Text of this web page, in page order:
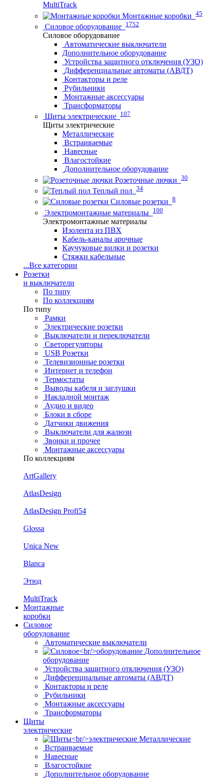
MultiTrack
Монтажные коробки 45
Силовое оборудование 1752
Силовое оборудование
Автоматические выключатели
Дополнительное оборудование
Устройства защитного отключения (УЗО)
Дифференциальные автоматы (АВДТ)
Контакторы и реле
Рубильники
Монтажные аксессуары
Трансформаторы
Щиты электрические 107
Щиты электрические
Металлические
Встраиваемые
Навесные
Влагостойкие
Дополнительное оборудование
Розеточные лючки 30
Теплый пол 34
Силовые розетки 8
Электромонтажные материалы 100
Электромонтажные материалы
Изолента из ПВХ
Кабель-каналы арочные
Каучуковые вилки и розетки
Стяжки кабельные
...Все категории
Розетки
и выключатели
По типу
По коллекциям
По типу
Рамки
Электрические розетки
Выключатели и переключатели
Светорегуляторы
USB Розетки
Телевизионные розетки
Интернет и телефон
Термостаты
Выводы кабеля и заглушки
Накладной монтаж
Аудио и видео
Блоки в сборе
Датчики движения
Выключатели для жалюзи
Звонки и прочее
Монтажные аксессуары
По коллекциям
ArtGallery
AtlasDesign
AtlasDesign Profi54
Glossa
Unica New
Blanca
Этюд
MultiTrack
Монтажные
коробки
Силовое
оборудование
Автоматические выключатели
Дополнительное
оборудование
Устройства защитного отключения (УЗО)
Дифференциальные автоматы (АВДТ)
Контакторы и реле
Рубильники
Монтажные аксессуары
Трансформаторы
Щиты
электрические
Металлические
Встраиваемые
Навесные
Влагостойкие
Дополнительное оборудование